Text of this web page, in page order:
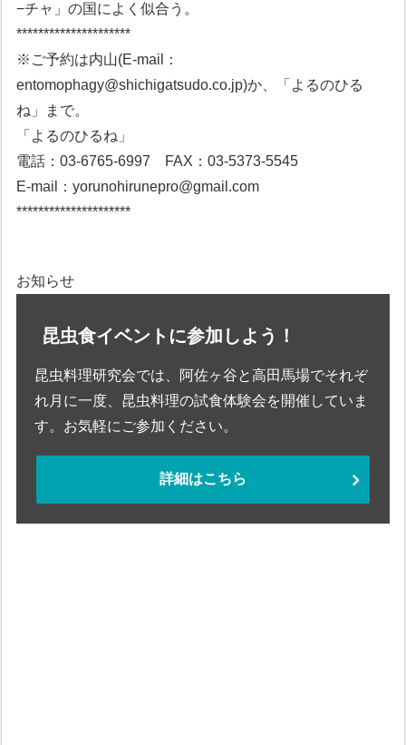
−チャ」の国によく似合う。
*********************
※ご予約は内山(E-mail：
entomophagy@shichigatsudo.co.jp)か、「よるのひる
ね」まで。
「よるのひるね」
電話：03-6765-6997 FAX：03-5373-5545
E-mail：yorunohirunepro@gmail.com
*********************
お知らせ
昆虫食イベントに参加しよう！
昆虫料理研究会では、阿佐ヶ谷と高田馬場でそれぞ
れ月に一度、昆虫料理の試食体験会を開催していま
す。お気軽にご参加ください。
詳細はこちら